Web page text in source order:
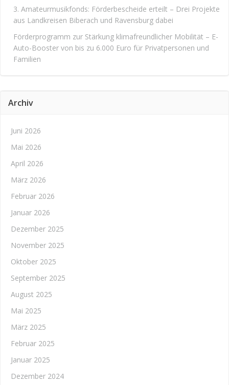
3. Amateurmusikfonds: Förderbescheide erteilt – Drei Projekte
aus Landkreisen Biberach und Ravensburg dabei
Förderprogramm zur Stärkung klimafreundlicher Mobilität – E-
Auto-Booster von bis zu 6.000 Euro für Privatpersonen und
Familien
Archiv
Juni 2026
Mai 2026
April 2026
März 2026
Februar 2026
Januar 2026
Dezember 2025
November 2025
Oktober 2025
September 2025
August 2025
Mai 2025
März 2025
Februar 2025
Januar 2025
Dezember 2024